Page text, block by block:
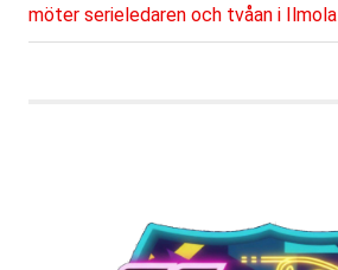
inlägg:
möter serieledaren och tvåan i Ilmola